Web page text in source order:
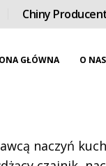
Chiny
GŁÓWNA O NAS
naczyń